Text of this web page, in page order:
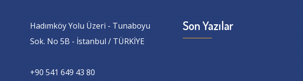
Hadımköy Yolu Üzeri - Tunaboyu
Sok. No 5B - İstanbul / TÜRKİYE
+90 541 649 43 80
Son Yazılar